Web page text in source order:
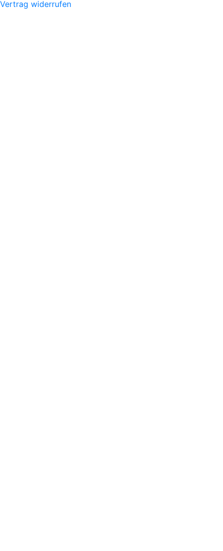
Vertrag widerrufen